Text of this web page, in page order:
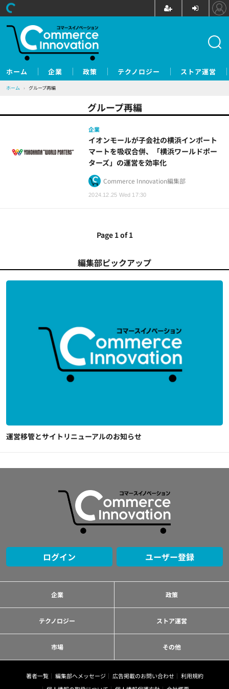
ホーム 企業 政策 テクノロジー ストア運営
ホーム › グループ再編
グループ再編
企業
2024.12.25 Wed 17:30
イオンモールが子会社の横浜インポート
マートを吸収合併、「横浜ワールドポー
ターズ」の運営を効率化
Commerce Innovation編集部
Page 1 of 1
編集部ピックアップ
運営移管とサイトリニューアルのお知らせ
ログイン ユーザー登録
企業 政策
テクノロジー ストア運営
市場 その他
著者一覧 編集部へメッセージ 広告掲載のお問い合わせ
利用規約